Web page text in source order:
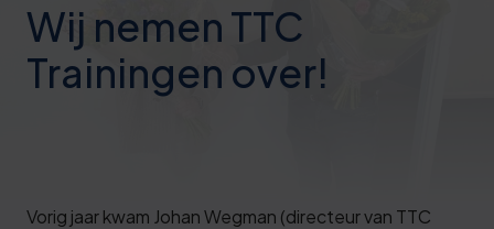
Wij nemen TTC
Trainingen over!
Vorig jaar kwam Johan Wegman (directeur van TTC
Je naam
ervaring.